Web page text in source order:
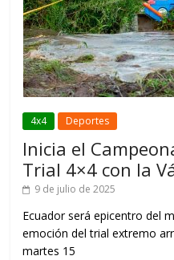
4x4 Deportes
Inicia el
Trial 4×4 con la
9 de julio de 2025
Ecuador será epicentro del
emoción del trial extremo
martes 15